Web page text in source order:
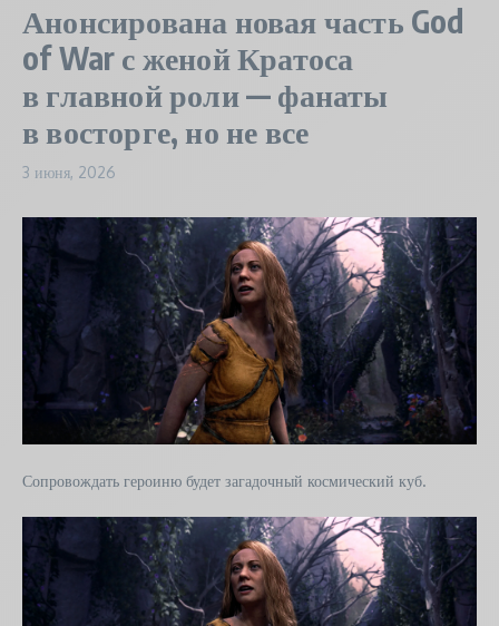
Анонсирована новая часть God
of War с женой Кратоса
в главной роли — фанаты
в восторге, но не все
3 июня, 2026
Сопровождать героиню будет загадочный космический куб.